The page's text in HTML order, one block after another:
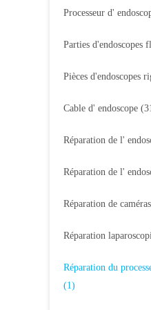
Processeur d'
Parties d'endoscopes
Pièces d'endoscopes
Cable d' endoscope
Réparation de l'
Réparation de l'
Réparation de
Réparation
Réparation du
(1)